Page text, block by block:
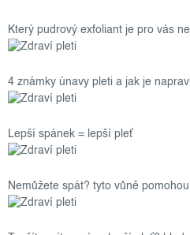
Který pudrový exfoliant je pro vás
4 známky únavy pleti a jak je
Lepší spánek = lepší pleť
Nemůžete spát? tyto vůně